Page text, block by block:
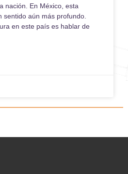
nación. En México, esta
sentido aún más profundo.
en este país es hablar de